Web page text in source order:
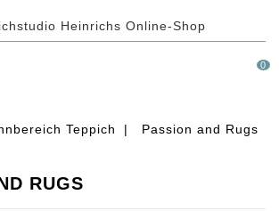
0
Teppich Passion and Rugs
RUGS